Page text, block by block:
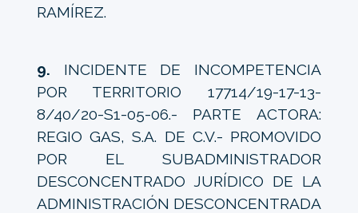
RAMÍREZ.
9. INCIDENTE DE INCOMPETENCIA
POR TERRITORIO 17714/19-17-13-
8/40/20-S1-05-06.- PARTE ACTORA:
REGIO GAS, S.A. DE C.V.- PROMOVIDO
POR EL SUBADMINISTRADOR
DESCONCENTRADO JURÍDICO DE LA
ADMINISTRACIÓN DESCONCENTRADA